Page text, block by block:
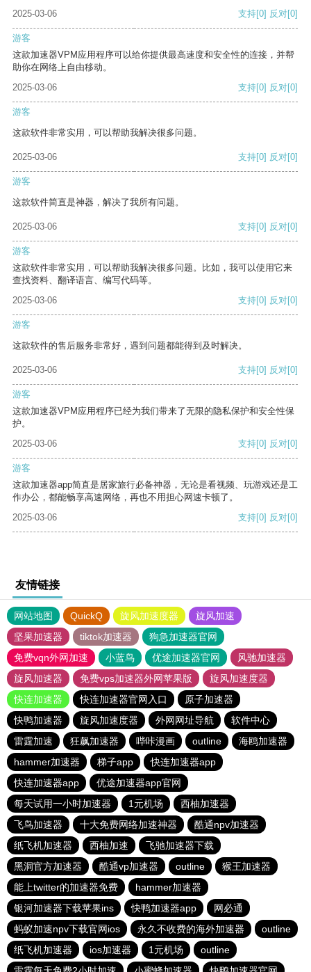
2025-03-06
支持[0] 反对[0]
游客
这款加速器VPM应用程序可以给你提供最高速度和安全性的连接，并帮
助你在网络上自由移动。
2025-03-06
支持[0] 反对[0]
游客
这款软件非常实用，可以帮助我解决很多问题。
2025-03-06 支持[0] 反对[0]
游客
这款软件简直是神器，解决了我所有问题。
2025-03-06 支持[0] 反对[0]
游客
这款软件非常实用，可以帮助我解决很多问题。比如，我可以使用它来
查找资料、翻译语言、编写代码等。
2025-03-06
支持[0] 反对[0]
游客
这款软件的售后服务非常好，遇到问题都能得到及时解决。
2025-03-06 支持[0] 反对[0]
游客
这款加速器VPM应用程序已经为我们带来了无限的隐私保护和安全性保
护。
2025-03-06
支持[0] 反对[0]
游客
这款加速器app简直是居家旅行必备神器，无论是看视频、玩游戏还是工
作办公，都能畅享高速网络，再也不用担心网速卡顿了。
2025-03-06
支持[0] 反对[0]
友情链接
网站地图 QuickQ 旋风加速度器
旋风加速
坚果加速器
tiktok加速器
狗急加速器官网
免费vqn外网加速
小蓝鸟 优途加速器官网
风驰加速器
旋风加速器
免费vps加速器外网苹果版
旋风加速度器
快连加速器
快连加速器官网入口
原子加速器
快鸭加速器
旋风加速度器 外网网址导航
软件中心
雷霆加速
狂飙加速器 哔咔漫画 outline
海鸥加速器
hammer加速器
梯子app
快连加速器app
快连加速器app
优途加速器app官网
每天试用一小时加速器
1元机场
西柚加速器
飞鸟加速器
十大免费网络加速神器
酷通npv加速器
纸飞机加速器
西柚加速
飞驰加速器下载
黑洞官方加速器
酷通vp加速器 outline
猴王加速器
能上twitter的加速器免费
hammer加速器
银河加速器下载苹果ins
快鸭加速器app
网必通
蚂蚁加速npv下载官网ios
永久不收费的海外加速器
outline
纸飞机加速器
ios加速器 1元机场
outline